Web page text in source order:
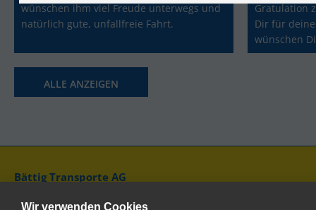
Wir verwenden Cookies
wünschen ihm viel Freude unterwegs und
natürlich gute, unfallfreie Fahrt.
Gratulation
Dir für
wünschen
Lebensweg
ALLE ANZEIGEN
Bättig Transporte AG